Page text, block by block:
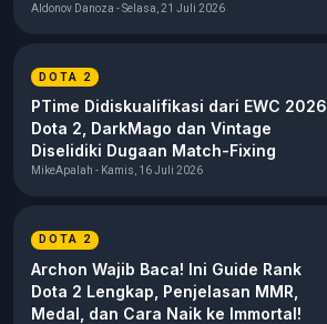
Aldonov Danoza - Selasa, 21 Juli 2026
DOTA 2
PTime Didiskualifikasi dari EWC 2026
Dota 2, DarkMago dan Vintage
Diselidiki Dugaan Match-Fixing
MikeApalah - Kamis, 16 Juli 2026
DOTA 2
Archon Wajib Baca! Ini Guide Rank
Dota 2 Lengkap, Penjelasan MMR,
Medal, dan Cara Naik ke Immortal!